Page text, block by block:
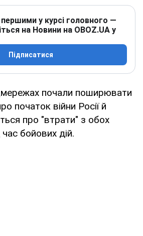
у курсі головного —
на Новини на OBOZ.UA у
Підписатися
почали поширювати
початок війни Росії й
про "втрати" з обох
час бойових дій.